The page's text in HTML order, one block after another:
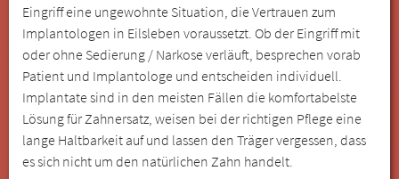
Eingriff eine ungewohnte Situation, die Vertrauen zum
Implantologen in Eilsleben voraussetzt. Ob der Eingriff mit
oder ohne Sedierung / Narkose verläuft, besprechen vorab
Patient und Implantologe und entscheiden individuell.
Implantate sind in den meisten Fällen die komfortabelste
Lösung für Zahnersatz, weisen bei der richtigen Pflege eine
lange Haltbarkeit auf und lassen den Träger vergessen, dass
es sich nicht um den natürlichen Zahn handelt.